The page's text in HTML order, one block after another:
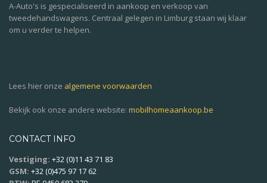
A-Auto's is gespecialiseerd in aankoop en verkoop van
tweedehandswagens. Centraal gelegen in Limburg staan wij klaar
om u verder te helpen.
Lees hier onze algemene voorwaarden
Bekijk ook onze andere website: mobilhomeaankoop.be
CONTACT INFO
Vestiging: +32 (0)11 43 71 83
GSM: +32 (0)475 97 17 62